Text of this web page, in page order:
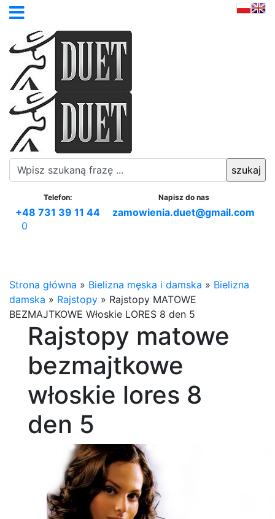
Telefon:
+48 731 39 11 44
Napisz do nas
zamowienia.duet@gmail.com
0
Strona główna » Bielizna męska i damska » Bielizna
damska » Rajstopy » Rajstopy MATOWE
BEZMAJTKOWE Włoskie LORES 8 den 5
Rajstopy matowe
bezmajtkowe
włoskie lores 8
den 5